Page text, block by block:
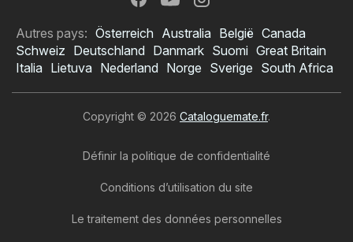
Autres pays: Österreich Australia België Canada
Schweiz Deutschland Danmark Suomi Great Britain
Italia Lietuva Nederland Norge Sverige South Africa
Copyright © 2026 Cataloguemate.fr.
Définir la politique de confidentialité
Conditions d’utilisation du site
Le traitement des données personnelles